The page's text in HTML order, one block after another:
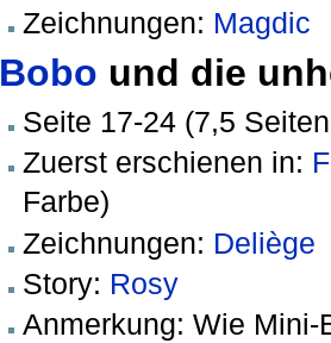
Zeichnungen: Magdic
Bobo und die
Seite 17-24 (7,5
Zuerst erschienen in:
Farbe)
Zeichnungen: Deliège
Story: Rosy
Anmerkung: Wie